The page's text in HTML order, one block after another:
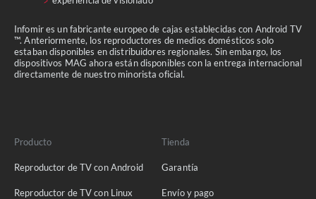
Infomir es un fabricante europeo de cajas establecidas con Android TV
™. Anteriormente, los reproductores de medios domésticos solo
estaban disponibles en distribuidores regionales. Sin embargo, los
dispositivos MAG ahora están disponibles con la entrega internacional
directamente de nuestro minorista oficial.
Producto
Reproductor de TV con Android
Reproductor de TV con Linux
Tienda
Garantía
Envío y pago